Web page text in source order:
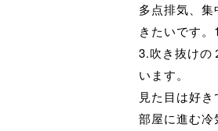
多点排気、
きたいです。
3.吹き抜けの
います。
見た目は好
部屋に進む